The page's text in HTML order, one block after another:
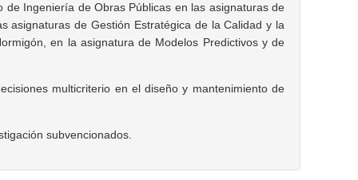
Ingeniería de Obras Públicas en las asignaturas de
asignaturas de Gestión Estratégica de la Calidad y la
en la asignatura de Modelos Predictivos y de
multicriterio en el diseño y mantenimiento de
subvencionados.